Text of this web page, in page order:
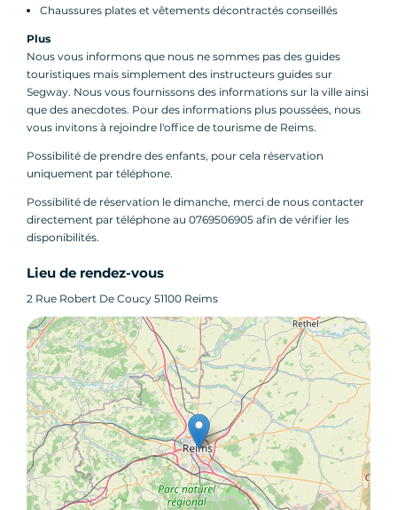
Chaussures plates et vêtements décontractés conseillés
Plus
Nous vous informons que nous ne sommes pas des guides
touristiques mais simplement des instructeurs guides sur
Segway. Nous vous fournissons des informations sur la ville ainsi
que des anecdotes. Pour des informations plus poussées, nous
vous invitons à rejoindre l'office de tourisme de Reims.
Possibilité de prendre des enfants, pour cela réservation
uniquement par téléphone.
Possibilité de réservation le dimanche, merci de nous contacter
directement par téléphone au 0769506905 afin de vérifier les
disponibilités.
Lieu de rendez-vous
2 Rue Robert De Coucy 51100 Reims